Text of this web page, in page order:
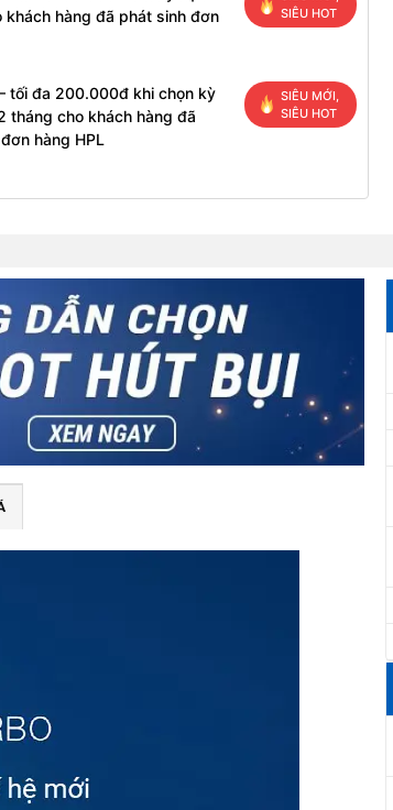
khách hàng đã phát sinh đơn
SIÊU HOT
tối đa 200.000đ khi chọn kỳ
tháng cho khách hàng đã
hàng HPL
SIÊU MỚI,
SIÊU HOT